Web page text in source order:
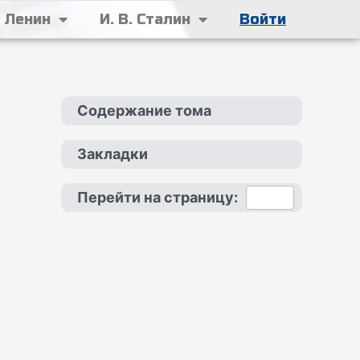
Ленин И. В. Сталин Войти
Содержание тома
Закладки
Перейти на страницу: